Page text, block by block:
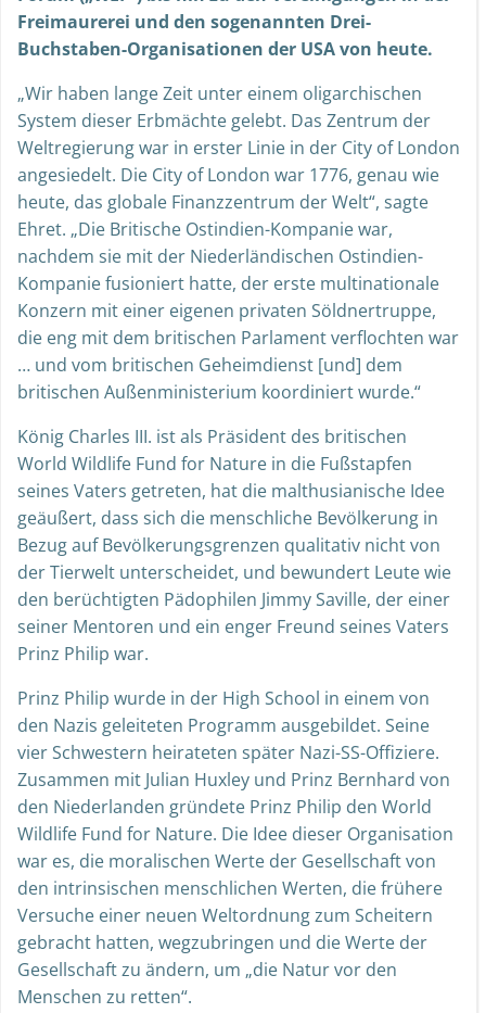
Freimaurerei und den sogenannten Drei-
Buchstaben-Organisationen der USA von heute.
„Wir haben lange Zeit unter einem oligarchischen
System dieser Erbmächte gelebt. Das Zentrum der
Weltregierung war in erster Linie in der City of London
angesiedelt. Die City of London war 1776, genau wie
heute, das globale Finanzzentrum der Welt“, sagte
Ehret. „Die Britische Ostindien-Kompanie war,
nachdem sie mit der Niederländischen Ostindien-
Kompanie fusioniert hatte, der erste multinationale
Konzern mit einer eigenen privaten Söldnertruppe,
die eng mit dem britischen Parlament verflochten war
… und vom britischen Geheimdienst [und] dem
britischen Außenministerium koordiniert wurde.“
König Charles III. ist als Präsident des britischen
World Wildlife Fund for Nature in die Fußstapfen
seines Vaters getreten, hat die malthusianische Idee
geäußert, dass sich die menschliche Bevölkerung in
Bezug auf Bevölkerungsgrenzen qualitativ nicht von
der Tierwelt unterscheidet, und bewundert Leute wie
den berüchtigten Pädophilen Jimmy Saville, der einer
seiner Mentoren und ein enger Freund seines Vaters
Prinz Philip war.
Prinz Philip wurde in der High School in einem von
den Nazis geleiteten Programm ausgebildet. Seine
vier Schwestern heirateten später Nazi-SS-Offiziere.
Zusammen mit Julian Huxley und Prinz Bernhard von
den Niederlanden gründete Prinz Philip den World
Wildlife Fund for Nature. Die Idee dieser Organisation
war es, die moralischen Werte der Gesellschaft von
den intrinsischen menschlichen Werten, die frühere
Versuche einer neuen Weltordnung zum Scheitern
gebracht hatten, wegzubringen und die Werte der
Gesellschaft zu ändern, um „die Natur vor den
Menschen zu retten“.